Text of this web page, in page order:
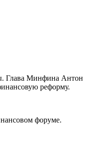
Глава Минфина Антон
реформу.
форуме.